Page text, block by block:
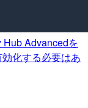
Advancedを
化する必要はあ